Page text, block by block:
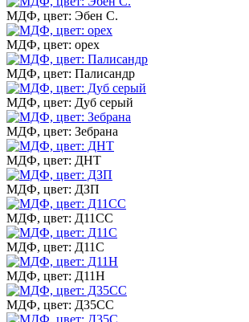
МДФ, цвет: Эбен С.
МДФ, цвет: орех
МДФ, цвет: Палисандр
МДФ, цвет: Дуб серый
МДФ, цвет: Зебрана
МДФ, цвет: ДНТ
МДФ, цвет: ДЗП
МДФ, цвет: Д11СС
МДФ, цвет: Д11С
МДФ, цвет: Д11Н
МДФ, цвет: Д35СС